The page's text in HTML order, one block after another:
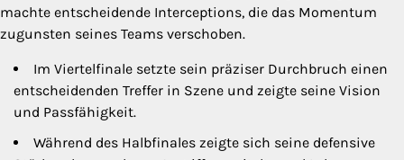
machte entscheidende Interceptions, die das Momentum
zugunsten seines Teams verschoben.
Im Viertelfinale setzte sein präziser Durchbruch einen
entscheidenden Treffer in Szene und zeigte seine Vision
und Passfähigkeit.
Während des Halbfinales zeigte sich seine defensive